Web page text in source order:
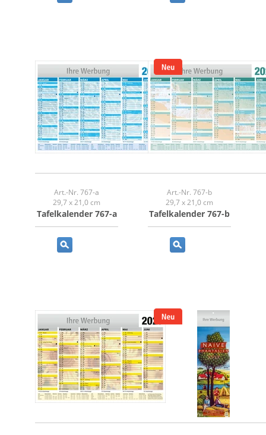
Art.-Nr. 767-a
29,7 x 21,0 cm
Tafelkalender 767-a
Art.-Nr. 767-b
29,7 x 21,0 cm
Tafelkalender 767-b